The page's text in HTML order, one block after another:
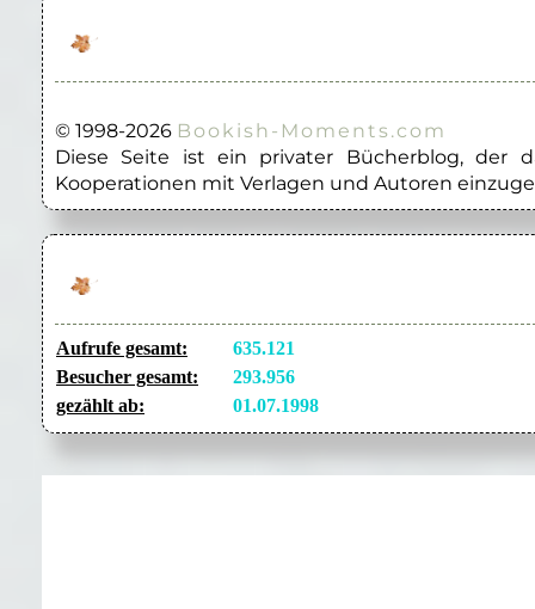
© 1998-2026 Bookish-Moments.com
Diese Seite ist ein privater Bücherblog, der
Kooperationen mit Verlagen und Autoren
Aufrufe gesamt:
635.121
Besucher gesamt:
293.956
gezählt ab:
01.07.1998